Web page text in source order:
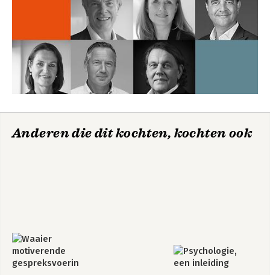
Anderen die dit kochten, kochten ook